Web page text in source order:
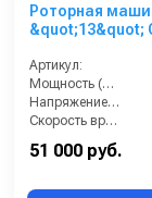
Роторная
&quot;13&quot;
Артикул:
Мощность (Вт):
Напряжение (В):
Скорость вращения щётки (об/мин):
51 000 руб.